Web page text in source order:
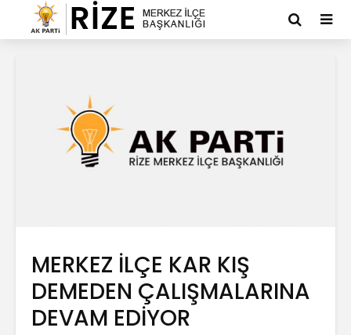
MERKEZ İLÇE KAR KIŞ
DEMEDEN ÇALIŞMALARINA
DEVAM EDİYOR